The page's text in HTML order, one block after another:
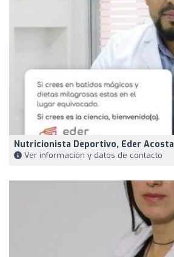
Nutricionista Deportivo, Eder Acosta
Ver información y datos de contacto